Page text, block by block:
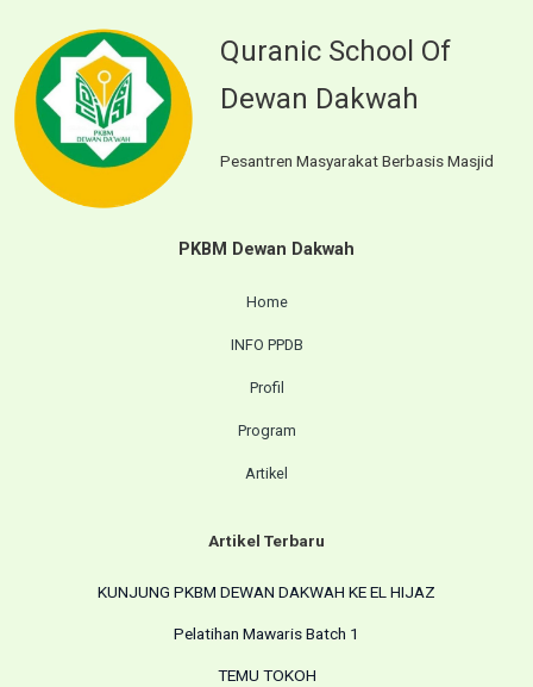
Quranic School Of
Dewan Dakwah
Pesantren Masyarakat Berbasis Masjid
PKBM Dewan Dakwah
Home
INFO PPDB
Profil
Program
Artikel
Artikel Terbaru
KUNJUNG PKBM DEWAN DAKWAH KE EL HIJAZ
Pelatihan Mawaris Batch 1
TEMU TOKOH